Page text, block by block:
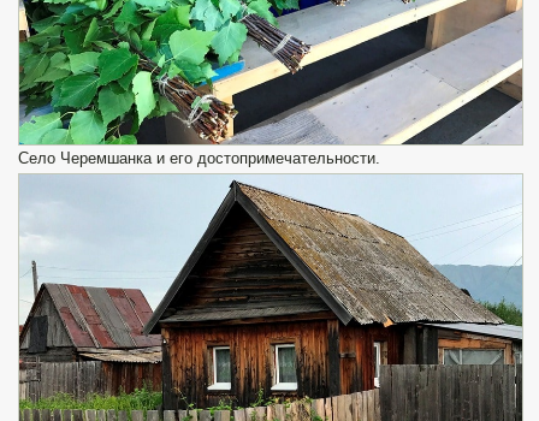
Село Черемшанка и его достопримечательности.